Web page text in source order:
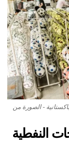
- الصورة من
النفطية